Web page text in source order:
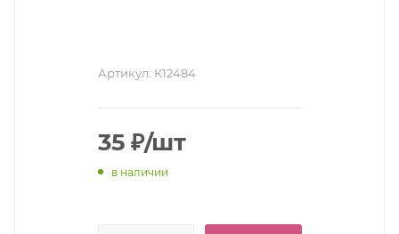
Артикул: К12484
35₽/шт
в наличии